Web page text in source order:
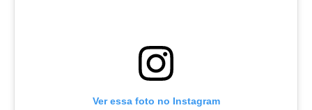
Ver essa foto no Instagram